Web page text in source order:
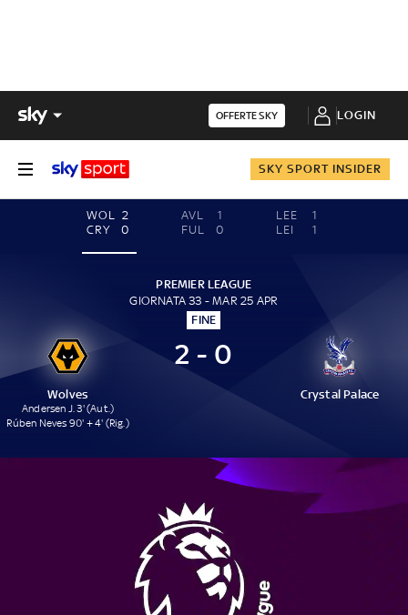
OFFERTE SKY LOGIN
SKY SPORT INSIDER
WOL
2
CRY
0
AVL
1
FUL
0
LEE
1
LEI
1
PREMIER LEAGUE
GIORNATA 33 - MAR 25 APR
FINE
Wolves
Andersen J. 3' (Aut.)
Rúben Neves 90' + 4' (Rig.)
2 - 0
Crystal Palace